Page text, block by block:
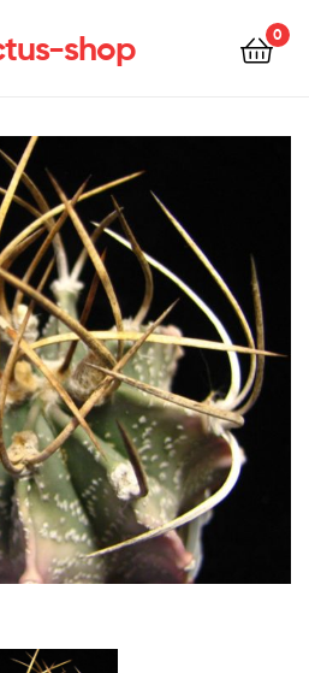
shop 0